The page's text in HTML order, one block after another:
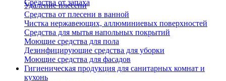
Средства от запаха
Удаление плесени
Средства от плесени в ванной
Чистка нержавеющих, аллюминиевых поверхностей
Средства для мытья напольных покрытий
Моющие средства для пола
Дезинфицирующие средства для уборки
Моющие средства для фасадов
Гигиеническая продукция для санитарных комнат и
кухонь